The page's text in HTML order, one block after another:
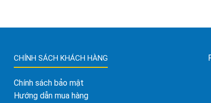
CHÍNH SÁCH KHÁCH HÀNG
Chính sách bảo mật
Hướng dẫn mua hàng